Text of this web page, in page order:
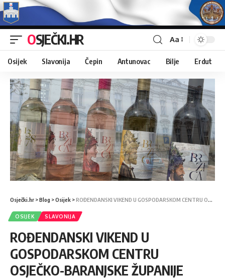
OSJEČKI.HR Aa
Osijek Slavonija Čepin Antunovac Bilje Erdut
Osječki.hr >Blog >Osijek >ROĐENDANSKI VIKEND U GOSPODARSKOM CENTRU OSJEČKO-BARANJSKE ŽUPANIJE
OSIJEK SLAVONIJA
ROĐENDANSKI VIKEND U
GOSPODARSKOM CENTRU
OSJEČKO-BARANJSKE ŽUPANIJE